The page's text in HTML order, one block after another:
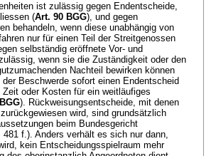
ist zulässig gegen Endentscheide,
(Art. 90 BGG), und gegen
behandeln, wenn diese unabhängig von
nur für einen Teil der Streitgenossen
selbständig eröffnete Vor- und
wenn sie die Zuständigkeit oder den
Nachteil bewirken können
Beschwerde sofort einen Endentscheid
oder Kosten für ein weitläufiges
). Rückweisungsentscheide, mit denen
wird, sind grundsätzlich
beim Bundesgericht
481 f.). Anders verhält es sich nur dann,
kein Entscheidungsspielraum mehr